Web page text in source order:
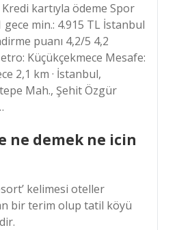
kartıyla ödeme Spor
min.: 4.915 TL İstanbul
puanı 4,2/5 4,2
Küçükçekmece Mesafe:
2,1 km · İstanbul,
Mah., Şehit Özgür
ne demek ne icin
kelimesi oteller
bir terim olup tatil köyü